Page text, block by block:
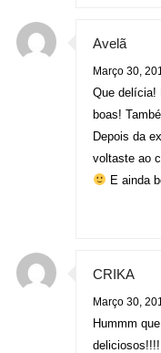
Avelã
Março 30,
Que delícia!
boas!
Depois da
voltaste ao
E ainda
CRIKA
Março 30,
Hummm